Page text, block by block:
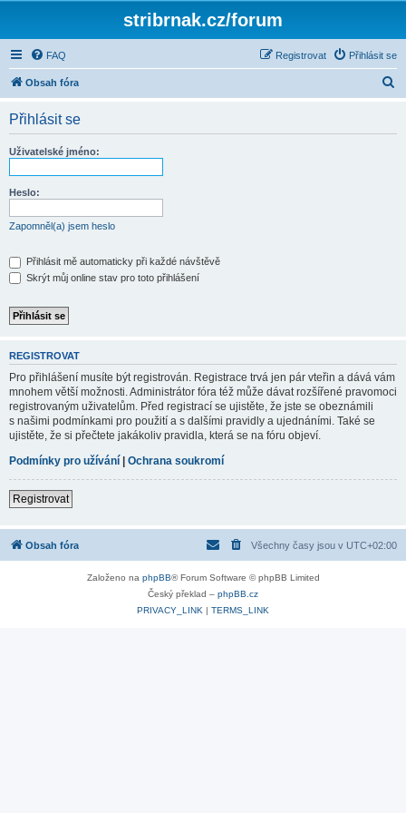
stribrnak.cz/forum
FAQ Přihlásit se
Registrovat
Obsah fóra
Přihlásit se
Uživatelské jméno:
Heslo:
Zapomněl(a) jsem heslo
Přihlásit mě automaticky při každé návštěvě
Skrýt můj online stav pro toto přihlášení
REGISTROVAT
Pro přihlášení musíte být registrován. Registrace trvá jen pár vteřin a dává vám
mnohem větší možnosti. Administrátor fóra též může dávat rozšířené pravomoci
registrovaným uživatelům. Před registrací se ujistěte, že jste se obeznámili
s našimi podmínkami pro použití a s dalšími pravidly a ujednáními. Také se
ujistěte, že si přečtete jakákoliv pravidla, která se na fóru objeví.
Podmínky pro užívání | Ochrana soukromí
Registrovat
Obsah fóra Všechny časy jsou v UTC+02:00
Založeno na phpBB® Forum Software © phpBB Limited
Český překlad – phpBB.cz
PRIVACY_LINK | TERMS_LINK